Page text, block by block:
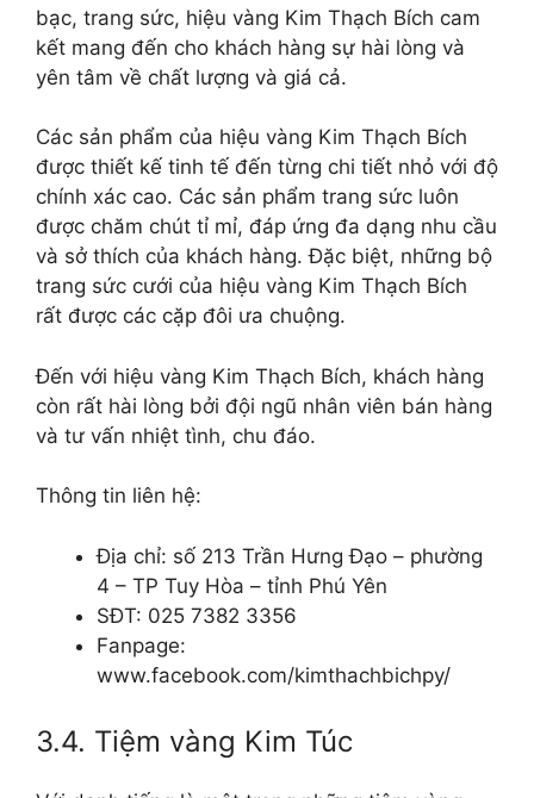
bạc, trang sức, hiệu vàng Kim Thạch Bích cam
kết mang đến cho khách hàng sự hài lòng và
yên tâm về chất lượng và giá cả.
Các sản phẩm của hiệu vàng Kim Thạch Bích
được thiết kế tinh tế đến từng chi tiết nhỏ với độ
chính xác cao. Các sản phẩm trang sức luôn
được chăm chút tỉ mỉ, đáp ứng đa dạng nhu cầu
và sở thích của khách hàng. Đặc biệt, những bộ
trang sức cưới của hiệu vàng Kim Thạch Bích
rất được các cặp đôi ưa chuộng.
Đến với hiệu vàng Kim Thạch Bích, khách hàng
còn rất hài lòng bởi đội ngũ nhân viên bán hàng
và tư vấn nhiệt tình, chu đáo.
Thông tin liên hệ:
Địa chỉ: số 213 Trần Hưng Đạo – phường
4 – TP Tuy Hòa – tỉnh Phú Yên
SĐT: 025 7382 3356
Fanpage:
www.facebook.com/kimthachbichpy/
3.4. Tiệm vàng Kim Túc